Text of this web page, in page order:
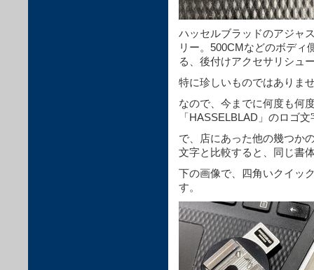
ハッセルブラッドのアジャ
リー。 500CMなどのボディ
る、後付けアクセサリシュ
特に珍しいものではありま
なので、今までに何度も何
「HASSELBLAD」のロゴ
で、店にあった他の幾つか
文字と比較すると、同じ書
下の画像で、四角いクイッ
す。